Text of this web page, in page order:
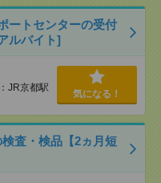
ートセンターの受付
ルバイト]
JR京都駅
気になる！
検査・検品【2ヵ月短